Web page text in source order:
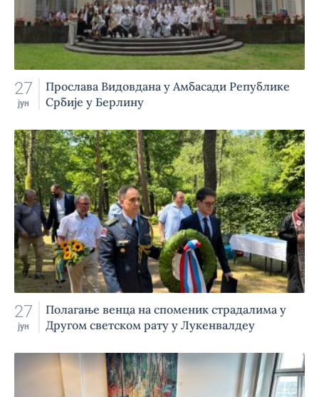
27
јун
Прослава Видовдана у Амбасади Републике
Србије у Берлину
27
јун
Полагање венца на споменик страдалима у
Другом светском рату у Лукенвалдеу